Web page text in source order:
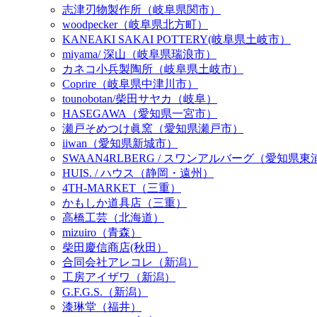
志津刃物製作所（岐阜県関市）
woodpecker（岐阜県北方町）
KANEAKI SAKAI POTTERY(岐阜県土岐市）
miyama/ 深山（岐阜県瑞浪市）
カネコ小兵製陶所（岐阜県土岐市）
Coprire（岐阜県中津川市）
tounobotan/柴田サヤカ（岐阜）
HASEGAWA（愛知県一宮市）
瀬戸そめつけ眞窯（愛知県瀬戸市）
iiwan（愛知県新城市）
SWAAN4RLBERG / スワンアルバーグ（愛知県東
HUIS. / ハウス（静岡・遠州）
4TH-MARKET（三重）
かもしか道具店（三重）
高橋工芸（北海道）
mizuiro（青森）
柴田慶信商店(秋田）
合同会社アレコレ（新潟）
工房アイザワ（新潟）
G.F.G.S.（新潟）
漆琳堂（福井）